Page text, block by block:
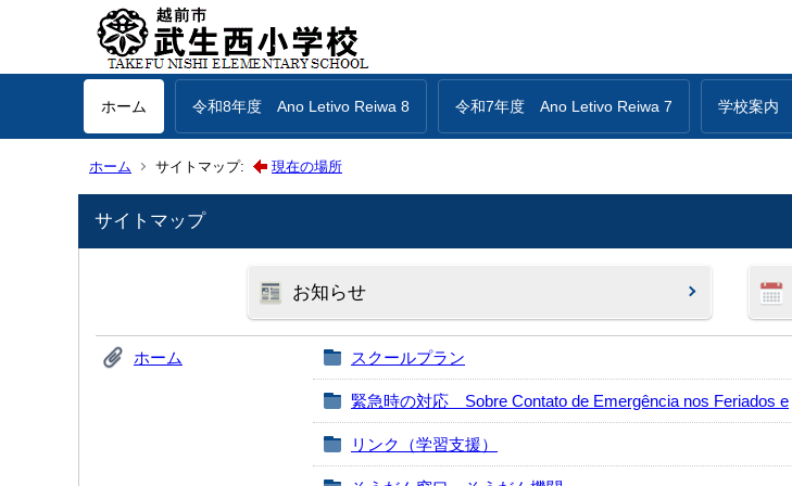
ホーム 令和8年度 Ano Letivo Reiwa 8 令和7年度 Ano Letivo Reiwa 7 学校案内
ホーム サイトマップ: 現在の場所
サイトマップ
お知らせ
ホーム スクールプラン
緊急時の対応 Sobre Contato de Emergência nos Feriados e
リンク（学習支援）